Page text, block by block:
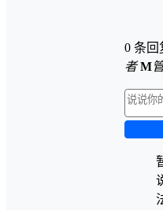
0 条回
者 M